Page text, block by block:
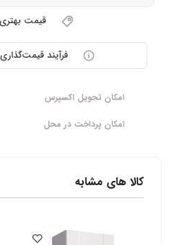
قیمت
فرآیند
امکان تحویل اکسپرس
امکان پرداخت در محل
کالا های مشابه